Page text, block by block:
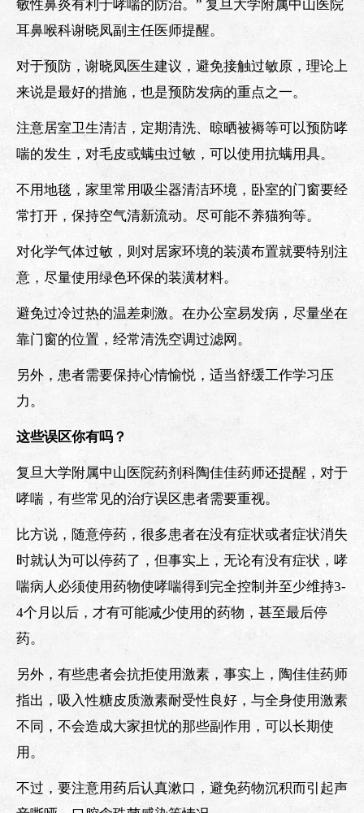
敏性鼻炎有利于哮喘的防治。” 复旦大学附属中山医院
耳鼻喉科谢晓凤副主任医师提醒。
对于预防，谢晓凤医生建议，避免接触过敏原，理论上
来说是最好的措施，也是预防发病的重点之一。
注意居室卫生清洁，定期清洗、晾晒被褥等可以预防哮
喘的发生，对毛皮或螨虫过敏，可以使用抗螨用具。
不用地毯，家里常用吸尘器清洁环境，卧室的门窗要经
常打开，保持空气清新流动。尽可能不养猫狗等。
对化学气体过敏，则对居家环境的装潢布置就要特别注
意，尽量使用绿色环保的装潢材料。
避免过冷过热的温差刺激。在办公室易发病，尽量坐在
靠门窗的位置，经常清洗空调过滤网。
另外，患者需要保持心情愉悦，适当舒缓工作学习压
力。
这些误区你有吗？
复旦大学附属中山医院药剂科陶佳佳药师还提醒，对于
哮喘，有些常见的治疗误区患者需要重视。
比方说，随意停药，很多患者在没有症状或者症状消失
时就认为可以停药了，但事实上，无论有没有症状，哮
喘病人必须使用药物使哮喘得到完全控制并至少维持3-
4个月以后，才有可能减少使用的药物，甚至最后停
药。
另外，有些患者会抗拒使用激素，事实上，陶佳佳药师
指出，吸入性糖皮质激素耐受性良好，与全身使用激素
不同，不会造成大家担忧的那些副作用，可以长期使
用。
不过，要注意用药后认真漱口，避免药物沉积而引起声